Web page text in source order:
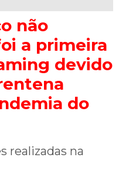
não
a primeira
devido
do
realizadas na